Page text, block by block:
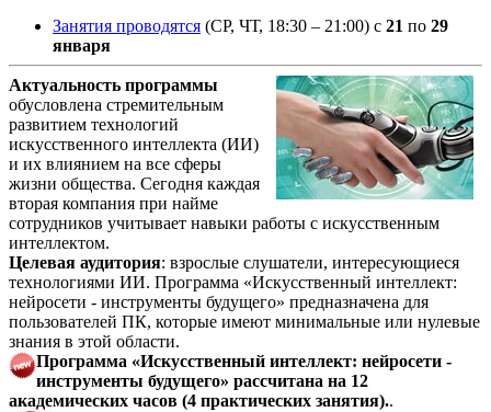
Занятия проводятся (СР, ЧТ, 18:30 – 21:00) с 21 по 29
января
Актуальность программы
обусловлена стремительным
развитием технологий
искусственного интеллекта (ИИ)
и их влиянием на все сферы
жизни общества. Сегодня каждая
вторая компания при найме
сотрудников учитывает навыки работы с искусственным
интеллектом.
Целевая аудитория: взрослые слушатели, интересующиеся
технологиями ИИ. Программа «Искусственный интеллект:
нейросети - инструменты будущего» предназначена для
пользователей ПК, которые имеют минимальные или нулевые
знания в этой области.
Программа «Искусственный интеллект: нейросети -
инструменты будущего» рассчитана на 12
академических часов (4 практических занятия)..